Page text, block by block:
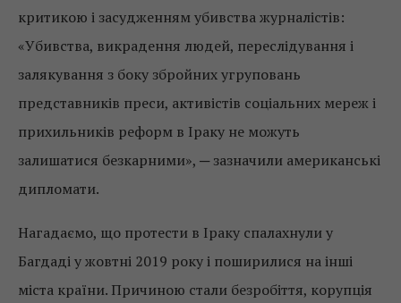
критикою і засудженням убивства журналістів:
«Убивства, викрадення людей, переслідування і
залякування з боку збройних угруповань
представників преси, активістів соціальних мереж і
прихильників реформ в Іраку не можуть
залишатися безкарними», ─ зазначили американські
дипломати.
Нагадаємо, що протести в Іраку спалахнули у
Багдаді у жовтні 2019 року і поширилися на інші
міста країни. Причиною стали безробіття, корупція